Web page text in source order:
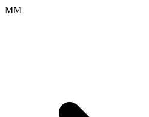
ММ